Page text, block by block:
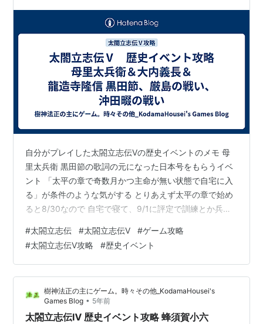
自分がプレイした太閤立志伝Ⅴの歴史イベントのメモ 母
里太兵衛 黒田節の歌詞の元になった日本号をもらうイベ
ント 「太平の章で奇数月かつ主命が無い状態で自宅に入
る」が条件のような気がする とりあえず太平の章で始め
ると8/30なので 自宅で寝て、9/1に評定で訓練とか兵農
政に報告して自宅に入れば発生。 酒を飲む選択肢で日本
号、飲まない選択肢で勲功100なので酒を飲むほうがお
得。 youtu.be 大内義長 乱麻の章で始めて、適当に寝て
自宅を出入りしていれば発生。 その後、翌月まで寝て評
定に行けばイベントが進む。 出陣を許可すると史実通り
#太閤立志伝 #太閤立志伝Ⅴ #ゲーム攻略
#太閤立志伝Ⅴ攻略 #歴史イベント
樹神法正の主にゲーム。時々その他_KodamaHousei's
Games Blog • 5年前
太閤立志伝Ⅳ 歴史イベント攻略 蜂須賀小六